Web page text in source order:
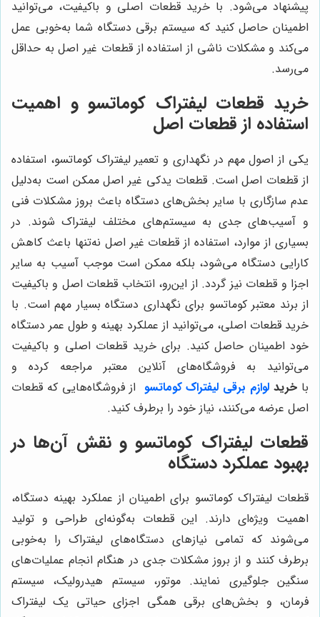
پیشنهاد می‌شود. با خرید قطعات اصلی و باکیفیت، می‌توانید
اطمینان حاصل کنید که سیستم برقی دستگاه شما به‌خوبی عمل
می‌کند و مشکلات ناشی از استفاده از قطعات غیر اصل به حداقل
می‌رسد.
خرید قطعات لیفتراک کوماتسو و اهمیت
استفاده از قطعات اصل
یکی از اصول مهم در نگهداری و تعمیر لیفتراک کوماتسو، استفاده
از قطعات اصل است. قطعات یدکی غیر اصل ممکن است به‌دلیل
عدم سازگاری با سایر بخش‌های دستگاه باعث بروز مشکلات فنی
و آسیب‌های جدی به سیستم‌های مختلف لیفتراک شوند. در
بسیاری از موارد، استفاده از قطعات غیر اصل نه‌تنها باعث کاهش
کارایی دستگاه می‌شود، بلکه ممکن است موجب آسیب به سایر
اجزا و قطعات نیز گردد. از این‌رو، انتخاب قطعات اصل و باکیفیت
از برند معتبر کوماتسو برای نگهداری دستگاه بسیار مهم است. با
خرید قطعات اصلی، می‌توانید از عملکرد بهینه و طول عمر دستگاه
خود اطمینان حاصل کنید. برای خرید قطعات اصلی و باکیفیت
می‌توانید به فروشگاه‌های آنلاین معتبر مراجعه کرده و
با خرید لوازم برقی لیفتراک کوماتسو از فروشگاه‌هایی که قطعات
اصل عرضه می‌کنند، نیاز خود را برطرف کنید.
قطعات لیفتراک کوماتسو و نقش آن‌ها در
بهبود عملکرد دستگاه
قطعات لیفتراک کوماتسو برای اطمینان از عملکرد بهینه دستگاه،
اهمیت ویژه‌ای دارند. این قطعات به‌گونه‌ای طراحی و تولید
می‌شوند که تمامی نیازهای دستگاه‌های لیفتراک را به‌خوبی
برطرف کنند و از بروز مشکلات جدی در هنگام انجام عملیات‌های
سنگین جلوگیری نمایند. موتور، سیستم هیدرولیک، سیستم
فرمان، و بخش‌های برقی همگی اجزای حیاتی یک لیفتراک